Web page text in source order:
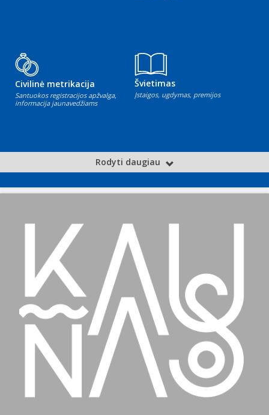
Civilinė metrikacija
Santuokos registracijos apžvalga,
informacija jaunavedžiams
Švietimas
Įstaigos, ugdymas, premijos
Rodyti daugiau